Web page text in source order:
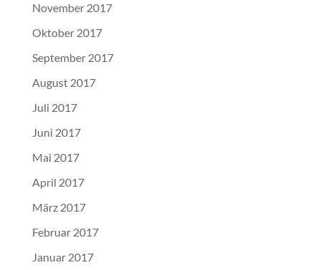
November 2017
Oktober 2017
September 2017
August 2017
Juli 2017
Juni 2017
Mai 2017
April 2017
März 2017
Februar 2017
Januar 2017